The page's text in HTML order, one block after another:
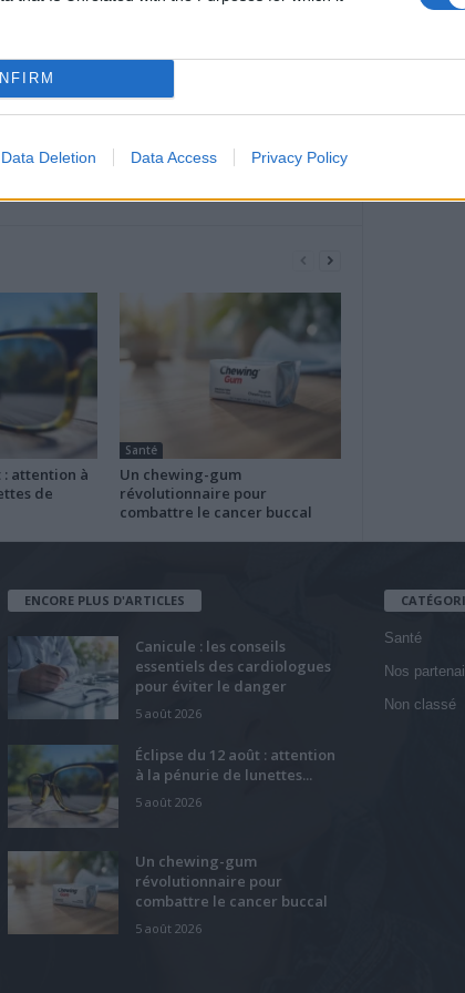
Data Deletion Data Access Privacy Policy
: attention à
de
Santé
Un chewing-gum
révolutionnaire pour
combattre le cancer buccal
ENCORE PLUS D'ARTICLES
Canicule : les conseils
essentiels des cardiologues
pour éviter le danger
5 août 2026
Éclipse du 12 août : attention
à la pénurie de lunettes...
5 août 2026
Un chewing-gum
révolutionnaire pour
combattre le cancer buccal
5 août 2026
Santé
Nos
Non classé